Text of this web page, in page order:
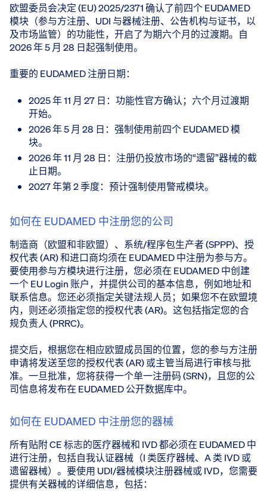
欧盟委员会决定 (EU) 2025/2371 确认了前四个 EUDAMED
模块（参与方注册、UDI 与器械注册、公告机构与证书，以
及市场监管）的功能性，开启了为期六个月的过渡期。自
2026 年 5 月 28 日起强制使用。
重要的 EUDAMED 注册日期：
2025 年 11 月 27 日：功能性官方确认；六个月过渡期
开始。
2026 年 5 月 28 日：强制使用前四个 EUDAMED 模
块。
2026 年 11 月 28 日：注册仍投放市场的“遗留”器械的截
止日期。
2027 年第 2 季度：预计强制使用警戒模块。
如何在 EUDAMED 中注册您的公司
制造商（欧盟和非欧盟）、系统/程序包生产者 (SPPP)、授
权代表 (AR) 和进口商均须在 EUDAMED 中注册为参与方。
要使用参与方模块进行注册，您必须在 EUDAMED 中创建
一个 EU Login 账户，并提供公司的基本信息，例如地址和
联系信息。您还必须指定关键法规人员；如果您不在欧盟境
内，则还必须指定您的授权代表 (AR)。这包括指定您的合
规负责人 (PRRC)。
提交后，根据您在相应欧盟成员国的位置，您的参与方注册
申请将发送至您的授权代表 (AR) 或主管当局进行审核与批
准。一旦批准，您将获得一个单一注册码 (SRN)，且您的公
司信息将发布在 EUDAMED 公开数据库中。
如何在 EUDAMED 中注册您的器械
所有贴附 CE 标志的医疗器械和 IVD 都必须在 EUDAMED 中
进行注册，包括自我认证器械（I 类医疗器械、A 类 IVD 或
遗留器械）。要使用 UDI/器械模块注册器械或 IVD，您需要
提供有关器械的详细信息，包括：